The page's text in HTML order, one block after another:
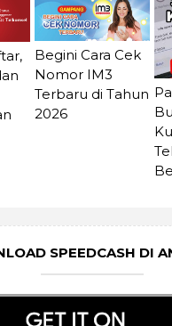
Begini Cara Cek
Nomor IM3
Terbaru di Tahun
2026
SPEEDCASH DI